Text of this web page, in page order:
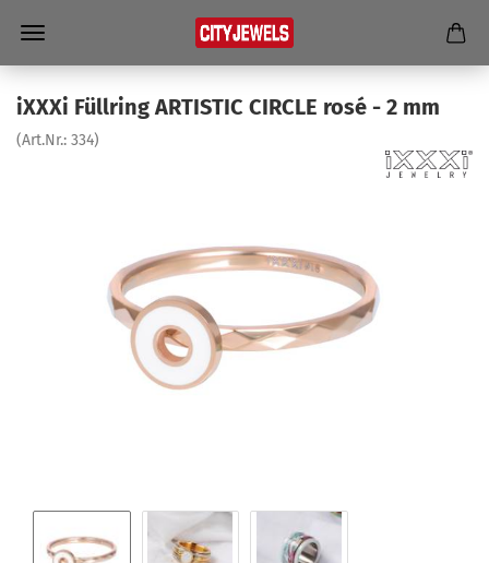
iXXXi Füll­ring AR­TIS­TIC CIR­CLE rosé - 2 mm
(Art.Nr.: 334)